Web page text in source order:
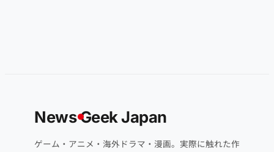
NewsGeek Japan
ゲーム・アニメ・海外ドラマ・漫画。実際に触れた作